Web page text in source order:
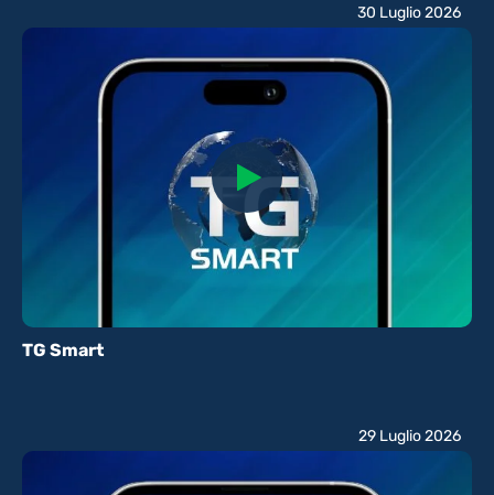
TG Smart
30 Luglio 2026
29 Luglio 2026